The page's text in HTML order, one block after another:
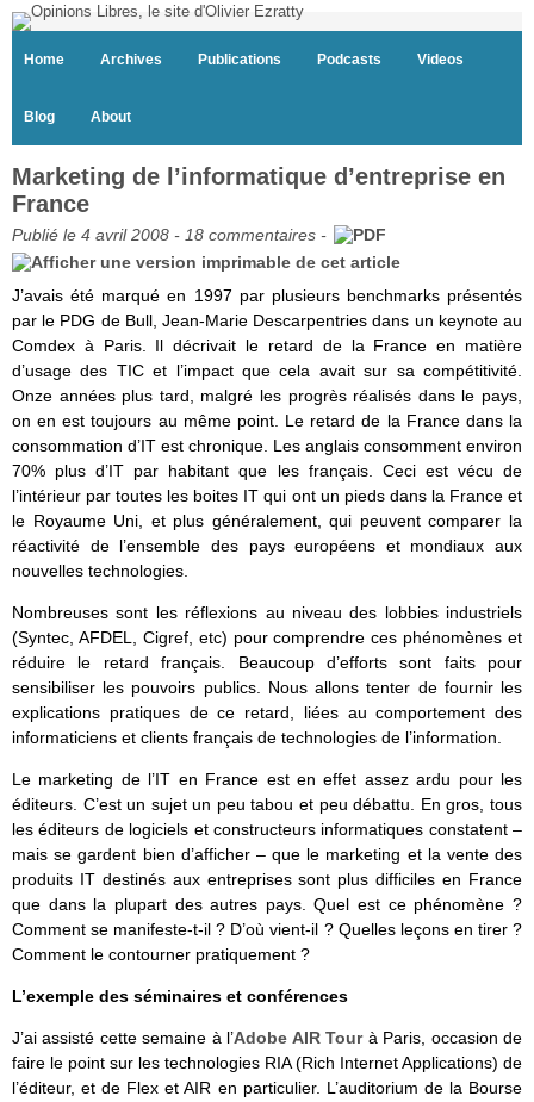
Home Archives Publications Podcasts Videos
Blog About
Marketing de l’informatique d’entreprise en
France
Publié le 4 avril 2008 - 18 commentaires -
J’avais été marqué en 1997 par plusieurs benchmarks présentés
par le PDG de Bull, Jean-Marie Descarpentries dans un keynote au
Comdex à Paris. Il décrivait le retard de la France en matière
d’usage des TIC et l’impact que cela avait sur sa compétitivité.
Onze années plus tard, malgré les progrès réalisés dans le pays,
on en est toujours au même point. Le retard de la France dans la
consommation d’IT est chronique. Les anglais consomment environ
70% plus d’IT par habitant que les français. Ceci est vécu de
l’intérieur par toutes les boites IT qui ont un pieds dans la France et
le Royaume Uni, et plus généralement, qui peuvent comparer la
réactivité de l’ensemble des pays européens et mondiaux aux
nouvelles technologies.
Nombreuses sont les réflexions au niveau des lobbies industriels
(Syntec, AFDEL, Cigref, etc) pour comprendre ces phénomènes et
réduire le retard français. Beaucoup d’efforts sont faits pour
sensibiliser les pouvoirs publics. Nous allons tenter de fournir les
explications pratiques de ce retard, liées au comportement des
informaticiens et clients français de technologies de l’information.
Le marketing de l’IT en France est en effet assez ardu pour les
éditeurs. C’est un sujet un peu tabou et peu débattu. En gros, tous
les éditeurs de logiciels et constructeurs informatiques constatent –
mais se gardent bien d’afficher – que le marketing et la vente des
produits IT destinés aux entreprises sont plus difficiles en France
que dans la plupart des autres pays. Quel est ce phénomène ?
Comment se manifeste-t-il ? D’où vient-il ? Quelles leçons en tirer ?
Comment le contourner pratiquement ?
L’exemple des séminaires et conférences
J’ai assisté cette semaine à l’Adobe AIR Tourà Paris, occasion de
faire le point sur les technologies RIA (Rich Internet Applications) de
l’éditeur, et de Flex et AIR en particulier. L’auditorium de la Bourse